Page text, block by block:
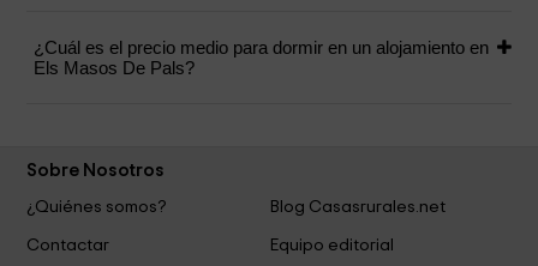
¿Cuál es el precio medio para dormir en un alojamiento en
Els Masos De Pals?
Sobre Nosotros
¿Quiénes somos?
Blog Casasrurales.net
Contactar
Equipo editorial